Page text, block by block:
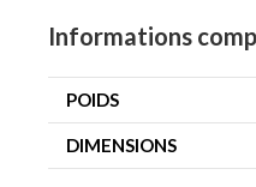
Informations
POIDS
DIMENSIONS